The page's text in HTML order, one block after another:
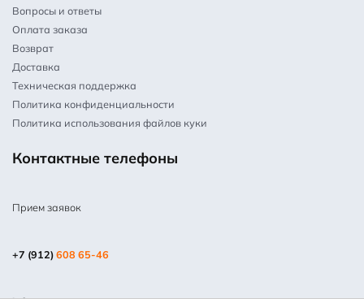
Вопросы и ответы
Оплата заказа
Возврат
Доставка
Техническая поддержка
Политика конфиденциальности
Политика использования файлов куки
Контактные телефоны
Прием заявок
+7 (912)608 65-46